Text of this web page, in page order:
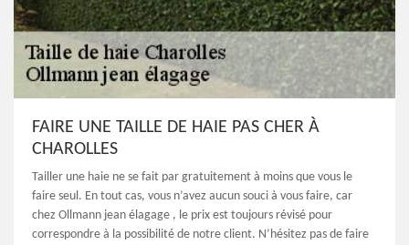
FAIRE UNE TAILLE DE HAIE PAS CHER À
CHAROLLES
Tailler une haie ne se fait par gratuitement à moins que vous le
faire seul. En tout cas, vous n’avez aucun souci à vous faire, car
chez Ollmann jean élagage , le prix est toujours révisé pour
correspondre à la possibilité de notre client. N’hésitez pas de faire